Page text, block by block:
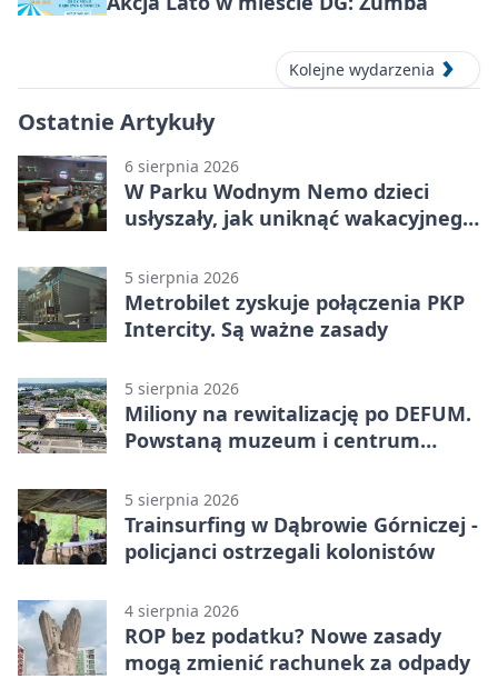
Kolejne wydarzenia
Ostatnie Artykuły
6 sierpnia 2026
W Parku Wodnym Nemo dzieci
usłyszały, jak uniknąć wakacyjnego
5 sierpnia 2026
Metrobilet zyskuje połączenia PKP
Intercity. Są ważne zasady
5 sierpnia 2026
Miliony na rewitalizację po DEFUM.
Powstaną muzeum i centrum
5 sierpnia 2026
Trainsurfing w Dąbrowie Górniczej -
policjanci ostrzegali kolonistów
4 sierpnia 2026
ROP bez podatku? Nowe zasady
mogą zmienić rachunek za odpady